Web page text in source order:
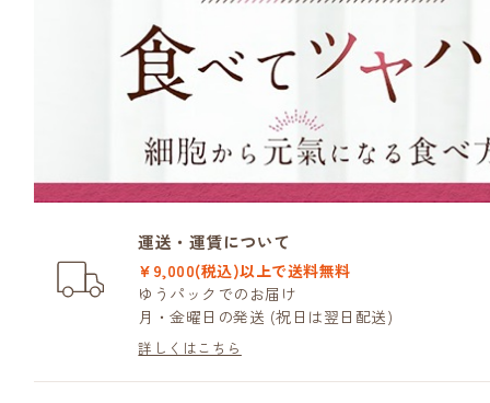
運送・運賃について
¥9,000(税込)以上で送料無料
ゆうパックでのお届け
月・金曜日の発送 (祝日は翌日配送)
詳しくはこちら